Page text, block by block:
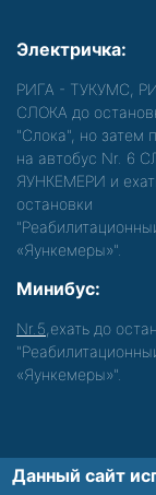
Электричка:
РИГА - ТУКУМС,
СЛОКА до
"Слока", но затем
на автобус Nr. 6
ЯУНКЕМЕРИ и
остановки
«Яункемеры»".
Минибус:
Nr.5 ,ехать до
«Яункемеры»".
Данный сайт